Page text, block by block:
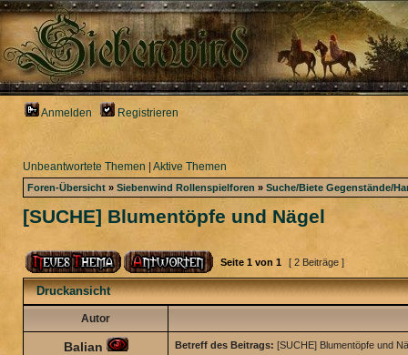
Anmelden Registrieren
Unbeantwortete Themen Aktive Themen
Foren-Übersicht » Siebenwind Rollenspielforen » Suche/Biete Gegenstände/
[SUCHE] Blumentöpfe und Nägel
Seite 1 von 1 [ 2 Beiträge ]
Druckansicht
Autor
Balian Betreff des Beitrags: [SUCHE] Blumentöpfe und